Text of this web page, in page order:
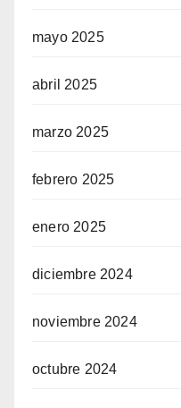
mayo 2025
abril 2025
marzo 2025
febrero 2025
enero 2025
diciembre 2024
noviembre 2024
octubre 2024